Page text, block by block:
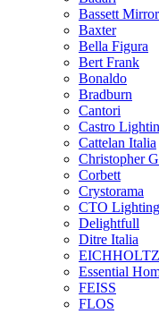
Bassett Mirror
Baxter
Bella Figura
Bert Frank
Bonaldo
Bradburn
Cantori
Castro
Cattelan Italia
Christopher
Corbett
Crystorama
CTO Lighting
Delightfull
Ditre Italia
EICHHOLTZ
Essential
FEISS
FLOS